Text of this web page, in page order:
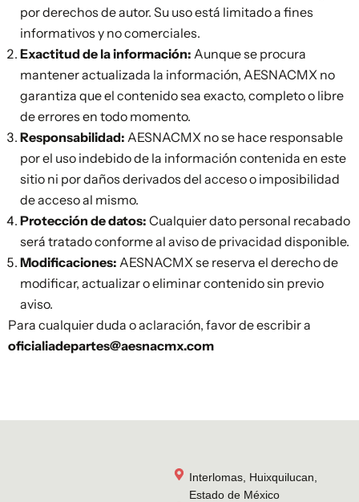
por derechos de autor. Su uso está limitado a fines
informativos y no comerciales.
Exactitud de la información: Aunque se procura
mantener actualizada la información, AESNACMX no
garantiza que el contenido sea exacto, completo o libre
de errores en todo momento.
Responsabilidad: AESNACMX no se hace responsable
por el uso indebido de la información contenida en este
sitio ni por daños derivados del acceso o imposibilidad
de acceso al mismo.
Protección de datos: Cualquier dato personal recabado
será tratado conforme al aviso de privacidad disponible.
Modificaciones: AESNACMX se reserva el derecho de
modificar, actualizar o eliminar contenido sin previo
aviso.
Para cualquier duda o aclaración, favor de escribir a
oficialiadepartes@aesnacmx.com
Interlomas, Huixquilucan,
Estado de México